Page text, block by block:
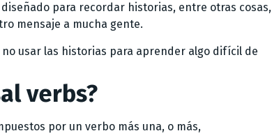
para recordar historias, entre otras cosas,
mensaje a mucha gente.
usar las historias para aprender algo difícil de
verbs?
por un verbo más una, o más,